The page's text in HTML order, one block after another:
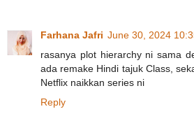
Farhana Jafri June 30, 2024
rasanya plot hierarchy ni sama
ada remake Hindi tajuk Class,
Netflix naikkan series ni
Reply